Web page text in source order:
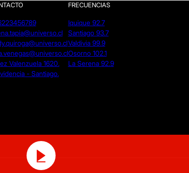
Valenzuela 1620.
- Santiago.
FRECUENCIAS
Iquique 92.7
Santiago 93.7
Valdivia 99.9
Osorno 102.1
La Serena 92.9